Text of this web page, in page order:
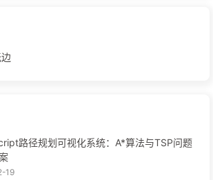
路径规划可视化系统：A*算法与TSP问题
19